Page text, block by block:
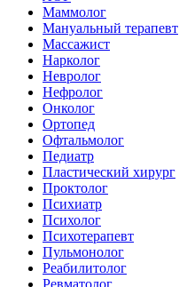
Маммолог
Мануальный терапевт
Массажист
Нарколог
Невролог
Нефролог
Онколог
Ортопед
Офтальмолог
Педиатр
Пластический хирург
Проктолог
Психиатр
Психолог
Психотерапевт
Пульмонолог
Реабилитолог
Ревматолог